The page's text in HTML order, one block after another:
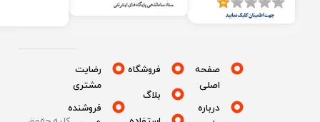
صفحه
درباره
فروشگاه
بلاگ
رضایت
مشتری
فروشنده